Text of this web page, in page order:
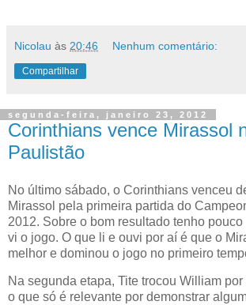
Nicolau às 20:46 Nenhum comentário:
Compartilhar
segunda-feira, janeiro 23, 2012
Corinthians vence Mirassol
Paulistão
No último sábado, o Corinthians venceu
Mirassol pela primeira partida do
2012. Sobre o bom resultado tenho
vi o jogo. O que li e ouvi por aí é que o
melhor e dominou o jogo no primeiro
Na segunda etapa, Tite trocou William
o que só é relevante por demonstrar